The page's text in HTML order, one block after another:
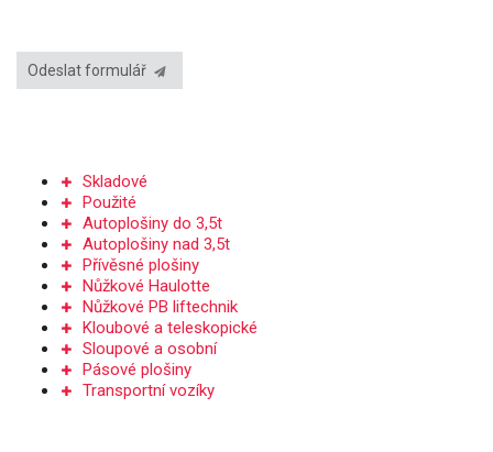
Odeslat formulář
Skladové
Použité
Autoplošiny do 3,5t
Autoplošiny nad 3,5t
Přívěsné plošiny
Nůžkové Haulotte
Nůžkové PB liftechnik
Kloubové a teleskopické
Sloupové a osobní
Pásové plošiny
Transportní vozíky